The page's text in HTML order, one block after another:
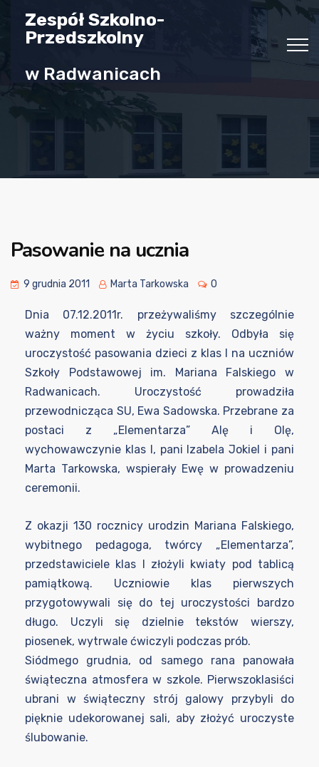
Zespół Szkolno-
Przedszkolny
w Radwanicach
Pasowanie na ucznia
9 grudnia 2011 Marta Tarkowska 0
Dnia 07.12.2011r. przeżywaliśmy szczególnie
ważny moment w życiu szkoły. Odbyła się
uroczystość pasowania dzieci z klas I na uczniów
Szkoły Podstawowej im. Mariana Falskiego w
Radwanicach. Uroczystość prowadziła
przewodnicząca SU, Ewa Sadowska. Przebrane za
postaci z „Elementarza” Alę i Olę,
wychowawczynie klas I, pani Izabela Jokiel i pani
Marta Tarkowska, wspierały Ewę w prowadzeniu
ceremonii.
Z okazji 130 rocznicy urodzin Mariana Falskiego,
wybitnego pedagoga, twórcy „Elementarza”,
przedstawiciele klas I złożyli kwiaty pod tablicą
pamiątkową. Uczniowie klas pierwszych
przygotowywali się do tej uroczystości bardzo
długo. Uczyli się dzielnie tekstów wierszy,
piosenek, wytrwale ćwiczyli podczas prób.
Siódmego grudnia, od samego rana panowała
świąteczna atmosfera w szkole. Pierwszoklasiści
ubrani w świąteczny strój galowy przybyli do
pięknie udekorowanej sali, aby złożyć uroczyste
ślubowanie.